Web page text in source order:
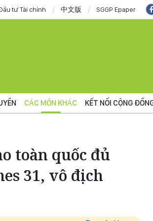
tư Tài chính 中文版 SGGP Epaper
CÁC MÔN KHÁC KẾT NỐI CỘNG
toàn quốc đủ
31, vô địch